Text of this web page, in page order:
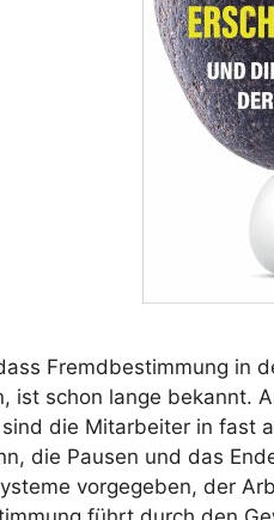
Fremdbestimmung in
ist schon lange bekannt.
die Mitarbeiter in fast
die Pausen und das
vorgegeben, der